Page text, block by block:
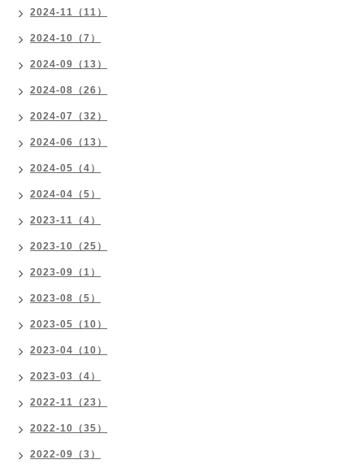
2024-11（11）
2024-10（7）
2024-09（13）
2024-08（26）
2024-07（32）
2024-06（13）
2024-05（4）
2024-04（5）
2023-11（4）
2023-10（25）
2023-09（1）
2023-08（5）
2023-05（10）
2023-04（10）
2023-03（4）
2022-11（23）
2022-10（35）
2022-09（3）